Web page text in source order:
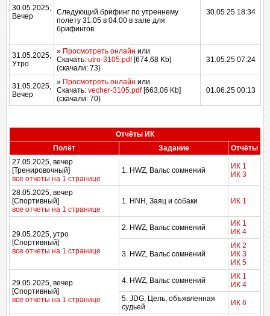
30.05.2025,
Вечер
Следующий брифинг по утреннему
полету 31.05 в 04:00 в зале для
брифингов.
30.05.25 18:34
31.05.2025,
Утро
» Просмотреть онлайн или
Скачать: utro-3105.pdf[674,68 Kb]
(cкачали: 73)
31.05.25 07:24
31.05.2025,
Вечер
» Просмотреть онлайн или
Скачать: vecher-3105.pdf[663,06 Kb]
(cкачали: 70)
01.06.25 00:13
Отчёты ИК
Полёт
Задание
Отчёты
27.05.2025, вечер
[Тренировочный]
все отчеты на 1 странице
1. HWZ, Вальс сомнений
ИК 1
ИК 3
28.05.2025, вечер
[Спортивный]
все отчеты на 1 странице
1. HNH, Заяц и собаки ИК 1
29.05.2025, утро
[Спортивный]
все отчеты на 1 странице
2. HWZ, Вальс сомнений
ИК 1
ИК 4
3. HWZ, Вальс сомнений
ИК 2
ИК 3
ИК 5
29.05.2025, вечер
[Спортивный]
все отчеты на 1 странице
4. HWZ, Вальс сомнений
ИК 1
ИК 4
5. JDG, Цель, объявленная
судьей
ИК 6